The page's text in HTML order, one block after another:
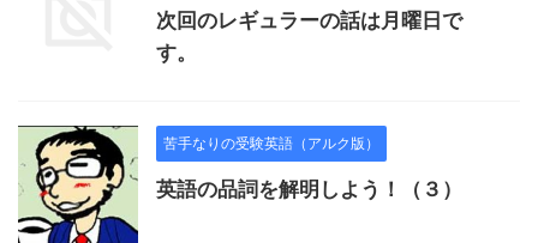
次回のレギュラーの話は月曜日で
す。
苦手なりの受験英語（アルク版）
英語の品詞を解明しよう！（３）